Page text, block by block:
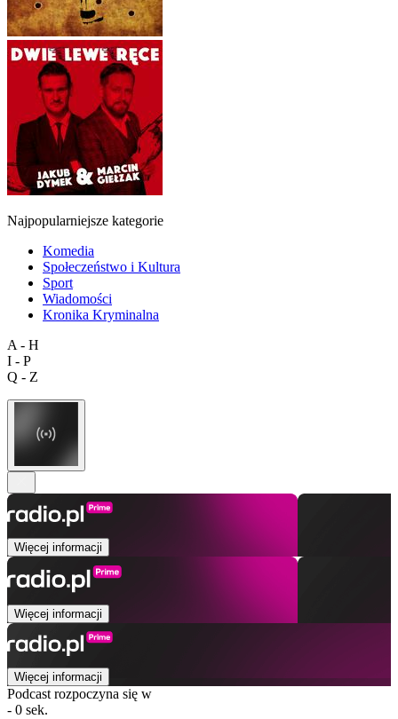
Najpopularniejsze kategorie
Komedia
Społeczeństwo i Kultura
Sport
Wiadomości
Kronika Kryminalna
A - H
I - P
Q - Z
Więcej informacji
Więcej informacji
Więcej informacji
Podcast rozpoczyna się w
- 0 sek.